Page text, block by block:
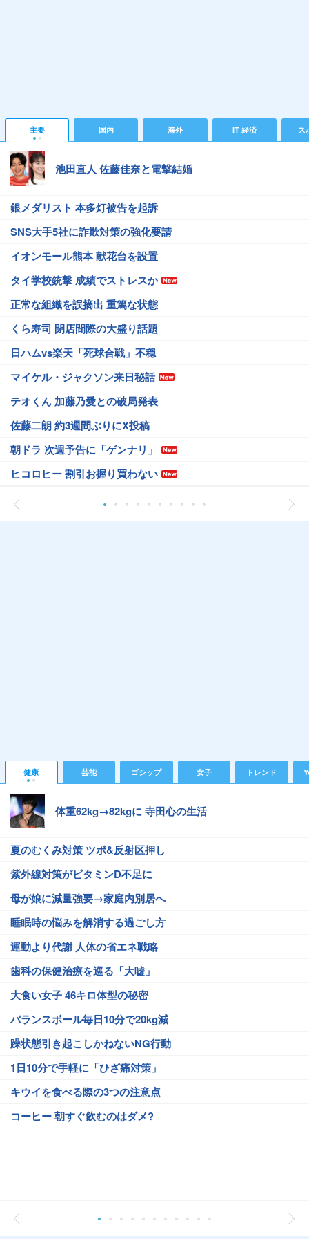
主要 国内 海外 IT 経済 ス
池田直人 佐藤佳奈と電撃結婚
銀メダリスト 本多灯被告を起訴
SNS大手5社に詐欺対策の強化要請
イオンモール熊本 献花台を設置
タイ学校銃撃 成績でストレスか
正常な組織を誤摘出 重篤な状態
くら寿司 閉店間際の大盛り話題
日ハムvs楽天「死球合戦」不穏
マイケル・ジャクソン来日秘話
テオくん 加藤乃愛との破局発表
佐藤二朗 約3週間ぶりにX投稿
朝ドラ 次週予告に「ゲンナリ」
ヒコロヒー 割引お握り買わない
健康 芸能 ゴシップ 女子 トレンド
体重62kg→82kgに 寺田心の生活
夏のむくみ対策 ツボ&反射区押し
紫外線対策がビタミンD不足に
母が娘に減量強要→家庭内別居へ
睡眠時の悩みを解消する過ごし方
運動より代謝 人体の省エネ戦略
歯科の保健治療を巡る「大嘘」
大食い女子 46キロ体型の秘密
バランスボール毎日10分で20kg減
躁状態引き起こしかねないNG行動
1日10分で手軽に「ひざ痛対策」
キウイを食べる際の3つの注意点
コーヒー 朝すぐ飲むのはダメ?